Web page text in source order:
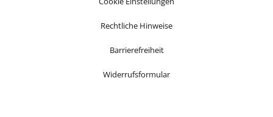
Rechtliche Hinweise
Barrierefreiheit
Widerrufsformular